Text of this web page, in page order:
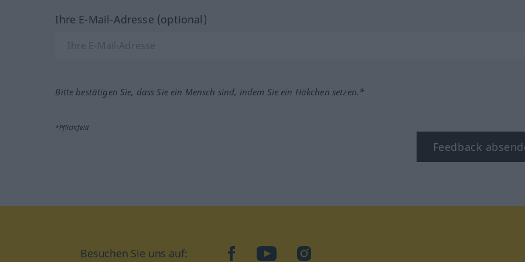
Ihre E-Mail-Adresse (optional)
Bitte bestätigen Sie, dass Sie ein Mensch sind, indem Sie ein Häkchen setzen.*
*Pflichtfeld
Feedback
Besuchen Sie uns auf: facebookYouTubeInstagram